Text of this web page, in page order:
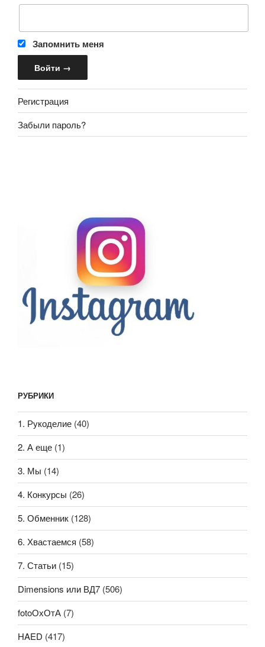
Запомнить меня
Регистрация
Забыли пароль?
РУБРИКИ
1. Рукоделие (40)
2. А еще (1)
3. Мы (14)
4. Конкурсы (26)
5. Обменник (128)
6. Хвастаемся (58)
7. Статьи (15)
Dimensions или ВД7 (506)
fotoОхОтА (7)
HAED (417)